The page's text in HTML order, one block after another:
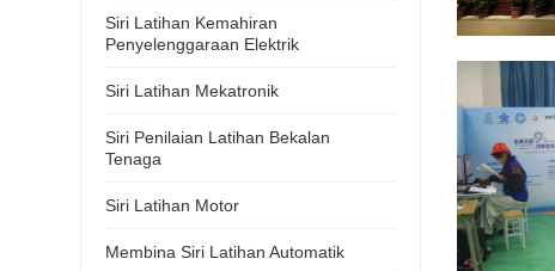
Siri Latihan Kemahiran
Penyelenggaraan Elektrik
Siri Latihan Mekatronik
Siri Penilaian Latihan Bekalan
Tenaga
Siri Latihan Motor
Membina Siri Latihan Automatik